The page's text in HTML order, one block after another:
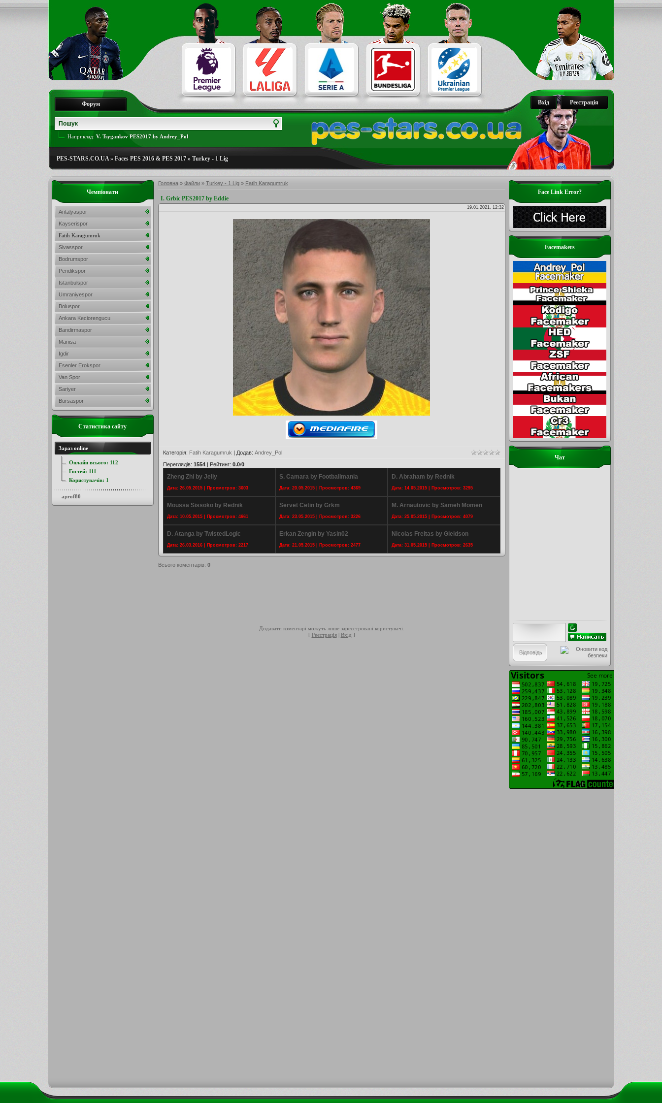
Реєстрація
Вхід
Форум
Наприклад: V. Tsygankov PES2017 by Andrey_Pol
PES-STARS.CO.UA» Faces PES 2016 & PES 2017» Turkey - 1 Lig
Головна» Файли» Turkey - 1 Lig» Fatih Karagumruk
I. Grbic PES2017 by Eddie
19.01.2021, 12:32
Категорія: Fatih Karagumruk | Додав: Andrey_Pol
Переглядів: 1554| Рейтинг: 0.0/0
Zheng Zhi by Jelly
Дата: 26.05.2015 | Просмотров: 3603
S. Camara by Footballmania
Дата: 20.05.2015 | Просмотров: 4369
D. Abraham by Rednik
Дата: 14.05.2015 | Просмотров: 3295
Moussa Sissoko by Rednik
Дата: 10.05.2015 | Просмотров: 4661
Servet Cetin by Grkm
Дата: 23.05.2015 | Просмотров: 3226
M. Arnautovic by Sameh Momen
Дата: 25.05.2015 | Просмотров: 4079
D. Atanga by TwistedLogic
Дата: 26.03.2016 | Просмотров: 2217
Erkan Zengin by Yasin02
Дата: 21.05.2015 | Просмотров: 2477
Nicolas Freitas by Gleidson
Дата: 31.05.2015 | Просмотров: 2635
Всього коментарів: 0
Додавати коментарі можуть лише зареєстровані користувачі.
[ Реєстрація| Вхід ]
Face Link Error?
Facemakers
Чат
Чемпіонати
Antalyaspor
Kayserispor
Fatih Karagumruk
Sivasspor
Bodrumspor
Pendikspor
Istanbulspor
Umraniyespor
Boluspor
Ankara Keciorengucu
Bandirmaspor
Manisa
Igdir
Esenler Erokspor
Van Spor
Sariyer
Bursaspor
Статистика сайту
Зараз online
Онлайн всього: 112
Гостей: 111
Користувачів: 1
aprof80